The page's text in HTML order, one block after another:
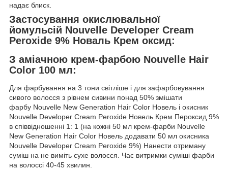
надає блиск.
Застосування окислювальної
йомульсій Nouvelle Developer Cream
Peroxide 9% Новаль Крем оксид:
З аміачною крем-фарбою Nouvelle Hair
Color 100 мл:
Для фарбування на 3 тони світліше і для зафарбовування
сивого волосся з рівнем сивини понад 50% змішати
фарбу Nouvelle New Generation Hair Color Новель і окисник
Nouvelle Developer Cream Peroxide Новель Крем Пероксид 9%
в співвідношенні 1: 1 (на кожні 50 мл крем-фарби Nouvelle
New Generation Hair Color Новель додавати 50 мл окисника
Nouvelle Developer Cream Peroxide 9%) Нанести отриману
суміш на не виміть сухе волосся. Час витримки суміші фарби
на волоссі 40-45 хвилин.